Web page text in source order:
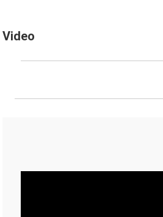
Video